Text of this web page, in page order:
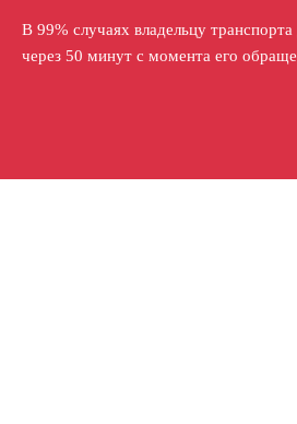
В 99% случаях владельцу
через 50 минут с момента его